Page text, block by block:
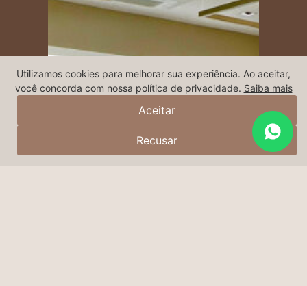
Utilizamos cookies para melhorar sua experiência. Ao aceitar,
você concorda com nossa política de privacidade. Saiba mais
Aceitar
Recusar